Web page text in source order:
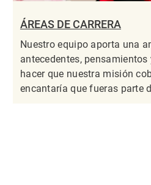
ÁREAS DE CARRERA
Nuestro equipo aporta una
antecedentes,
hacer que nuestra misión
encantaría que fueras parte